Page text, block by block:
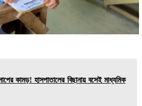
কামড়! হাসপাতালের বিছানায় বসেই মাধ্যমিক